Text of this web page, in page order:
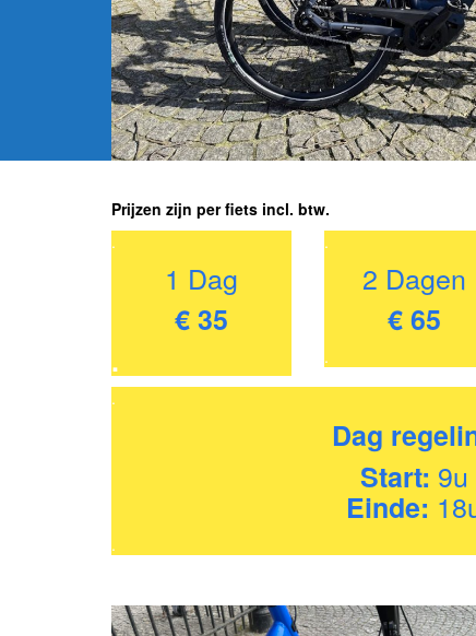
Prijzen zijn per fiets incl. btw.
.
1 Dag
€ 35
.
.
2 Dagen
€ 65
.
.
Dag
Start: 9u
Einde:
.